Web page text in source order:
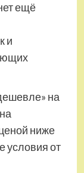
ещё
и
на
ниже
условия от